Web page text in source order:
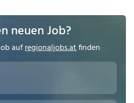
neuen Job?
aufregionaljobs.atfinden